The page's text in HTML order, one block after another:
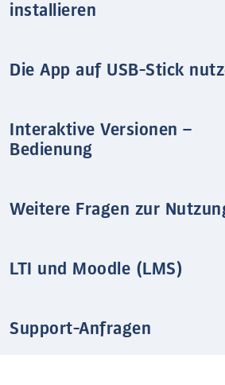
installieren
Die App auf USB-Stick
Interaktive Versionen –
Bedienung
Weitere Fragen zur
LTI und Moodle (LMS)
Support-Anfragen